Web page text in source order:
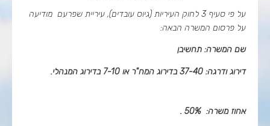
על פי סעיף 3 לחוק העיריות (גיוס עובדים), עיריית שפרעם מודיעה
על פרסום המשרה הבאה:
שם המשרה: תחשיבן
דירוג ודרגה: 37-40 בדירוג המח"ר או 7-10 בדירוג המנהלי.
אחוז משרה: 50%
.